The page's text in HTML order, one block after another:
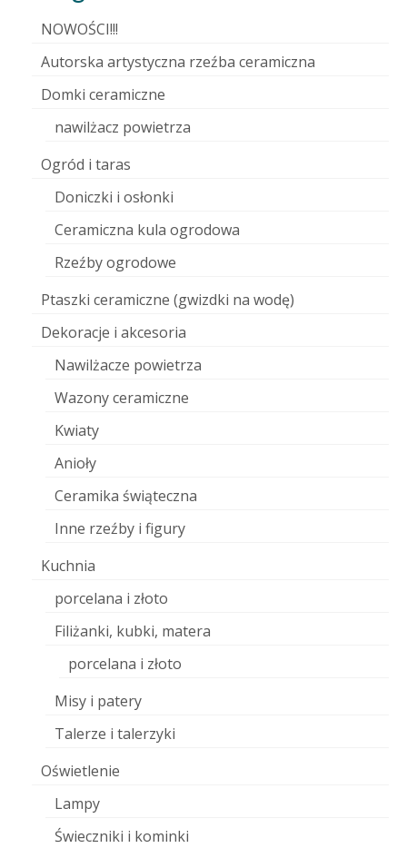
NOWOŚCI!!!
Autorska artystyczna rzeźba ceramiczna
Domki ceramiczne
nawilżacz powietrza
Ogród i taras
Doniczki i osłonki
Ceramiczna kula ogrodowa
Rzeźby ogrodowe
Ptaszki ceramiczne (gwizdki na wodę)
Dekoracje i akcesoria
Nawilżacze powietrza
Wazony ceramiczne
Kwiaty
Anioły
Ceramika świąteczna
Inne rzeźby i figury
Kuchnia
porcelana i złoto
Filiżanki, kubki, matera
porcelana i złoto
Misy i patery
Talerze i talerzyki
Oświetlenie
Lampy
Świeczniki i kominki